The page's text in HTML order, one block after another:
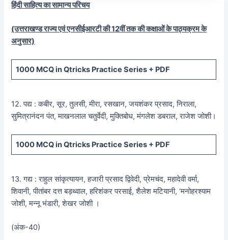
हिंदी साहित्य का सामान्य परिचय
(उत्तराखण्ड राज्य एवं एनसीईआरटी की 12वीं तक की कक्षाओं के पाठ्यक्रम के
अनुसार)
1000 MCQin Qtricks Practice Series + PDF
12. पद्य : कबीर, सूर, तुलसी, मीरा, रसखान, जयशंकर प्रसाद, निराला,
सुमित्रानंदन पंत, माखनलाल चतुर्वेदी, मुक्तिबोध, मंगलेश डबराल, राजेश जोशी।
1000 MCQin Qtricks Practice Series + PDF
13. गद्य : राहुल सांकृत्यायन, हजारी प्रसाद द्विवेदी, प्रेमचंद, महादेवी वर्मा,
शिवानी, पीतांबर दत्त बड़थ्वाल, हरिशंकर परसाई, शैलेश मटियानी, ‘मनोहरश्याम
जोशी, मन्नू भंडारी, शेखर जोशी ।
(अंक-40)